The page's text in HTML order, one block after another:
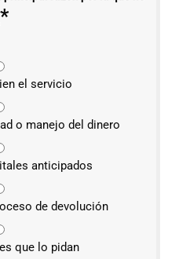
*
el servicio
o manejo del dinero
anticipados
de devolución
que lo pidan